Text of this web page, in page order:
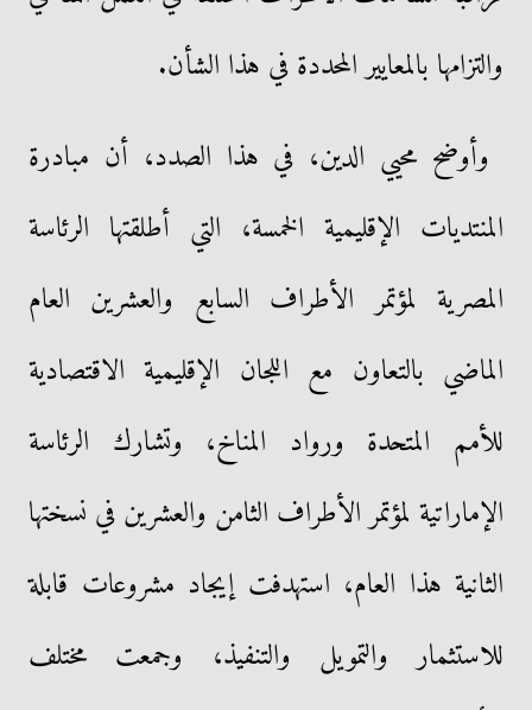
والتزامها بالمعايير المحددة في هذا الشأن.
وأوضح محيي الدين، في هذا الصدد، أن مبادرة
المنتديات الإقليمية الخمسة، التي أطلقتها الرئاسة
المصرية لمؤتمر الأطراف السابع والعشرين العام
الماضي بالتعاون مع اللجان الإقليمية الاقتصادية
للأمم المتحدة ورواد المناخ، وتشارك الرئاسة
الإماراتية لمؤتمر الأطراف الثامن والعشرين في نسختها
الثانية هذا العام، استهدفت إيجاد مشروعات قابلة
للاستثمار والتمويل والتنفيذ، وجمعت مختلف